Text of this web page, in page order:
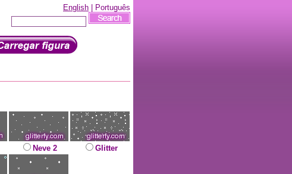
English | Português
Neve 2 Glitter